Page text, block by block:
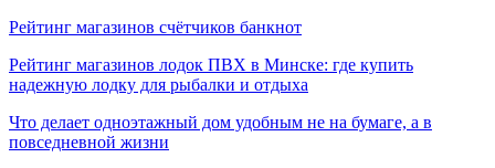
Рейтинг магазинов счётчиков банкнот
Рейтинг магазинов лодок ПВХ в Минске: где купить
надежную лодку для рыбалки и отдыха
Что делает одноэтажный дом удобным не на бумаге, а в
повседневной жизни